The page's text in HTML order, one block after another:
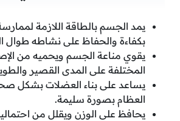
يمد الجسم بالطاقة اللازمة
بكفاءة والحفاظ على نشاطه طوال
يقوي مناعة الجسم ويحميه من
المختلفة على المدى القصير
يساعد على بناء العضلات بشكل
العظام بصورة سليمة.
يحافظ على الوزن ويقلل من